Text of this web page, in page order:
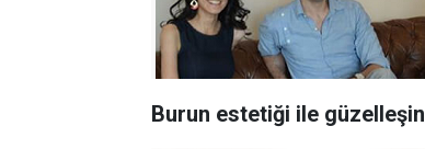
Burun estetiği ile güzelleşin